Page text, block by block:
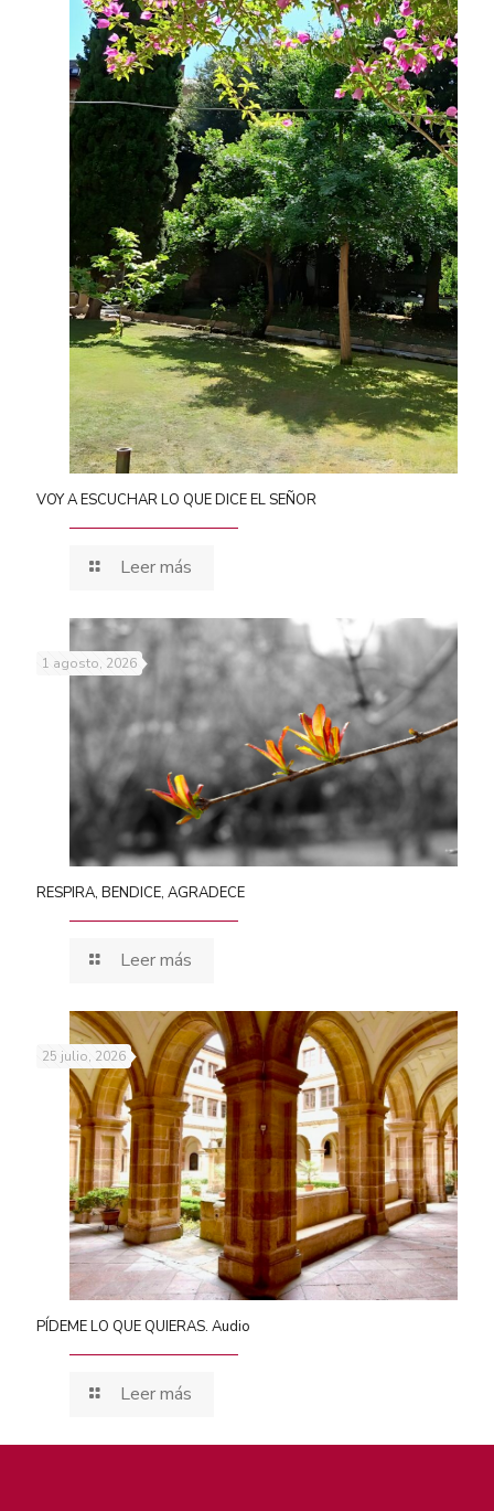
VOY A ESCUCHAR LO QUE DICE EL SEÑOR
Leer más
1 agosto, 2026
RESPIRA, BENDICE, AGRADECE
Leer más
25 julio, 2026
PÍDEME LO QUE QUIERAS. Audio
Leer más